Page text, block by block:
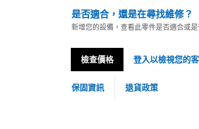
是否適合，還是在尋找維修？
新增您的設備，查看此零件是否適合或是
檢查價格 登入以檢視您的
保固資訊 退貨政策